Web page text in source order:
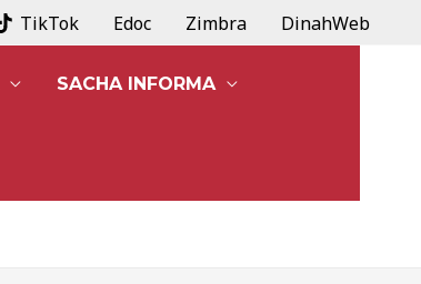
TikTok Edoc Zimbra DinahWeb
SACHA INFORMA